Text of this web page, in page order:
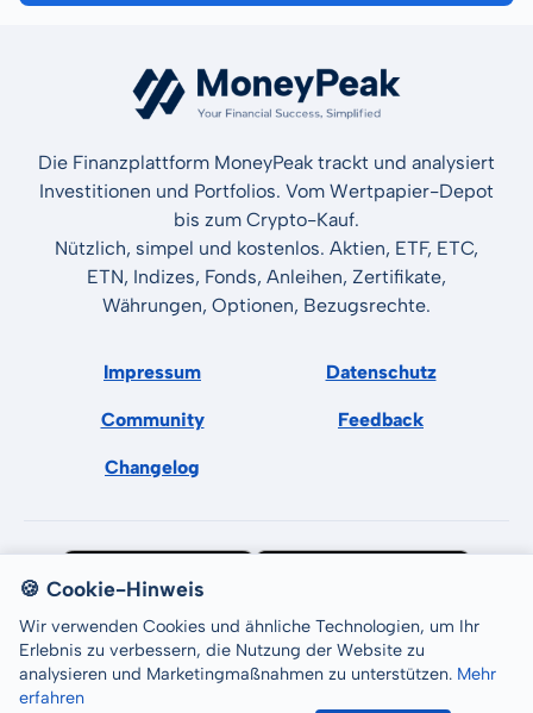
Die Finanzplattform MoneyPeak trackt und analysiert
Investitionen und Portfolios. Vom Wertpapier-Depot
bis zum Crypto-Kauf.
Nützlich, simpel und kostenlos. Aktien, ETF, ETC,
ETN, Indizes, Fonds, Anleihen, Zertifikate,
Währungen, Optionen, Bezugsrechte.
Impressum Datenschutz
Community Feedback
Changelog
🍪 Cookie-Hinweis
Wir verwenden Cookies und ähnliche Technologien, um Ihr
Erlebnis zu verbessern, die Nutzung der Website zu
analysieren und Marketingmaßnahmen zu unterstützen. Mehr
erfahren